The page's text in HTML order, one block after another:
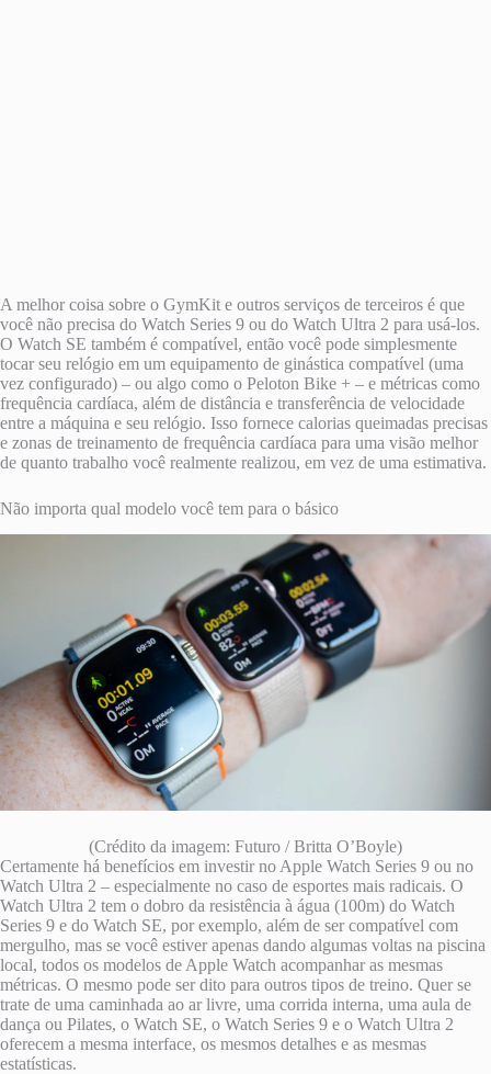
A melhor coisa sobre o GymKit e outros serviços de terceiros é que
você não precisa do Watch Series 9 ou do Watch Ultra 2 para usá-los.
O Watch SE também é compatível, então você pode simplesmente
tocar seu relógio em um equipamento de ginástica compatível (uma
vez configurado) – ou algo como o Peloton Bike + – e métricas como
frequência cardíaca, além de distância e transferência de velocidade
entre a máquina e seu relógio. Isso fornece calorias queimadas precisas
e zonas de treinamento de frequência cardíaca para uma visão melhor
de quanto trabalho você realmente realizou, em vez de uma estimativa.
Não importa qual modelo você tem para o básico
(Crédito da imagem: Futuro / Britta O’Boyle)
Certamente há benefícios em investir no Apple Watch Series 9 ou no
Watch Ultra 2 – especialmente no caso de esportes mais radicais. O
Watch Ultra 2 tem o dobro da resistência à água (100m) do Watch
Series 9 e do Watch SE, por exemplo, além de ser compatível com
mergulho, mas se você estiver apenas dando algumas voltas na piscina
local, todos os modelos de Apple Watch acompanhar as mesmas
métricas. O mesmo pode ser dito para outros tipos de treino. Quer se
trate de uma caminhada ao ar livre, uma corrida interna, uma aula de
dança ou Pilates, o Watch SE, o Watch Series 9 e o Watch Ultra 2
oferecem a mesma interface, os mesmos detalhes e as mesmas
estatísticas.